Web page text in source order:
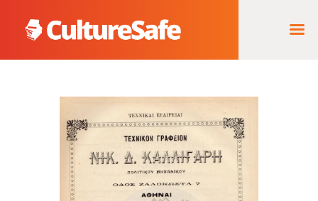
ΑΡΧΙΚΉ
ΦΟΡΈΑΣ ΥΛΟΠΟΊΗΣΗΣ
& ΈΡΓΑ
ΘΗΣΑΥΡΌΣ
ΤΕΚΜΗΡΊΩΝ